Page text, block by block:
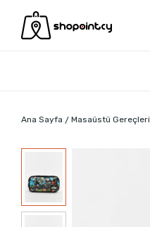
Ana Sayfa Masaüstü Gereçleri